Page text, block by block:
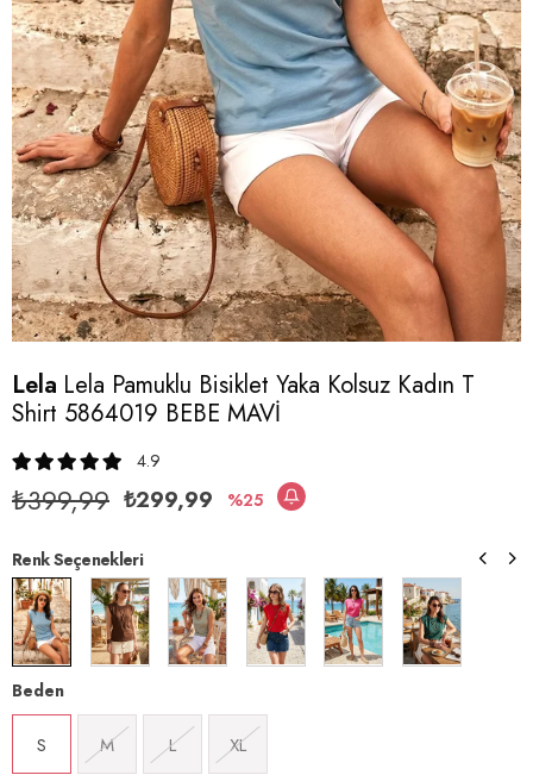
Lela Lela Pamuklu Bisiklet Yaka Kolsuz Kadın T
Shirt 5864019 BEBE MAVİ
4.9
₺399,99 ₺299,99 25
Renk Seçenekleri
Beden
S M L XL